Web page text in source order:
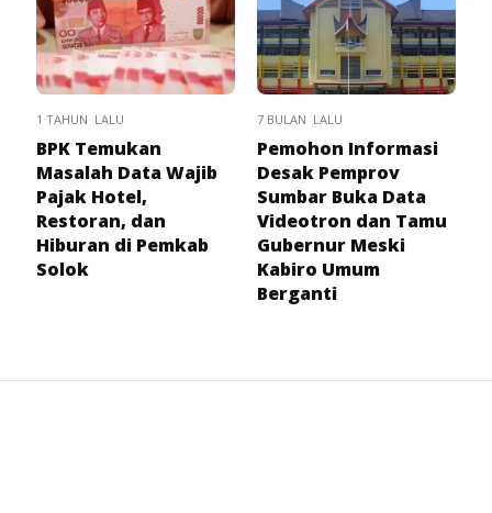
1 TAHUN LALU
BPK Temukan
Masalah Data Wajib
Pajak Hotel,
Restoran, dan
Hiburan di Pemkab
Solok
7 BULAN LALU
Pemohon Informasi
Desak Pemprov
Sumbar Buka Data
Videotron dan Tamu
Gubernur Meski
Kabiro Umum
Berganti